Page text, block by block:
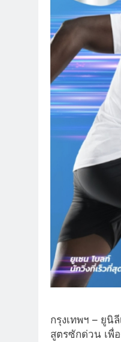
กรุงเทพฯ – ยู
สูตรซักด่วน เพื่